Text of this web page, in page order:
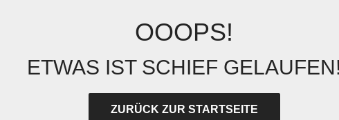
OOOPS!
ETWAS IST SCHIEF
ZURÜCK ZUR STARTSEITE